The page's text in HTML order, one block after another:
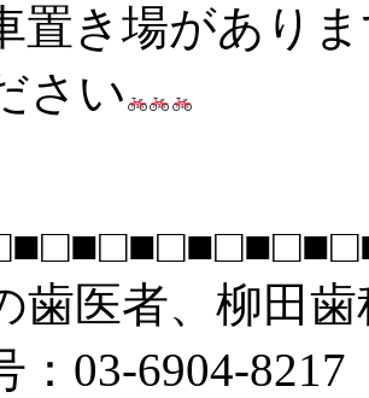
置き場があり
さい
歯医者、柳田
：03-6904-8217